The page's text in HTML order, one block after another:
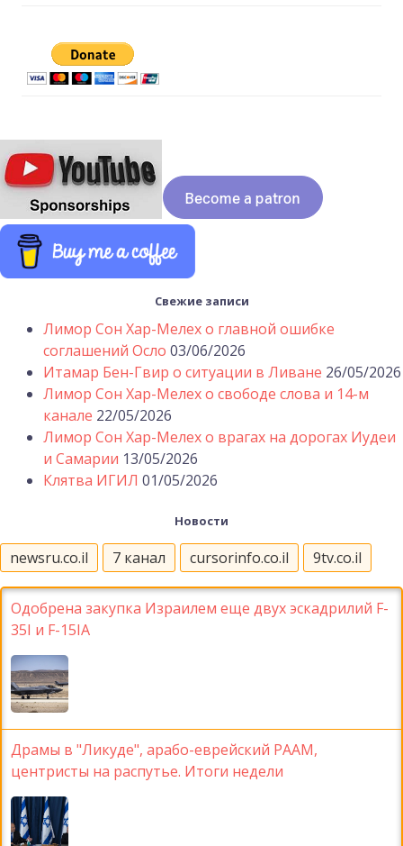
Свежие записи
Лимор Сон Хар-Мелех о главной ошибке
соглашений Осло 03/06/2026
Итамар Бен-Гвир о ситуации в Ливане 26/05/2026
Лимор Сон Хар-Мелех о свободе слова и 14-м
канале 22/05/2026
Лимор Сон Хар-Мелех о врагах на дорогах Иудеи
и Самарии 13/05/2026
Клятва ИГИЛ 01/05/2026
Новости
newsru.co.il 7 канал cursorinfo.co.il 9tv.co.il
Одобрена закупка Израилем еще двух эскадрилий F-
35I и F-15IA
Драмы в "Ликуде", арабо-еврейский РААМ,
центристы на распутье. Итоги недели